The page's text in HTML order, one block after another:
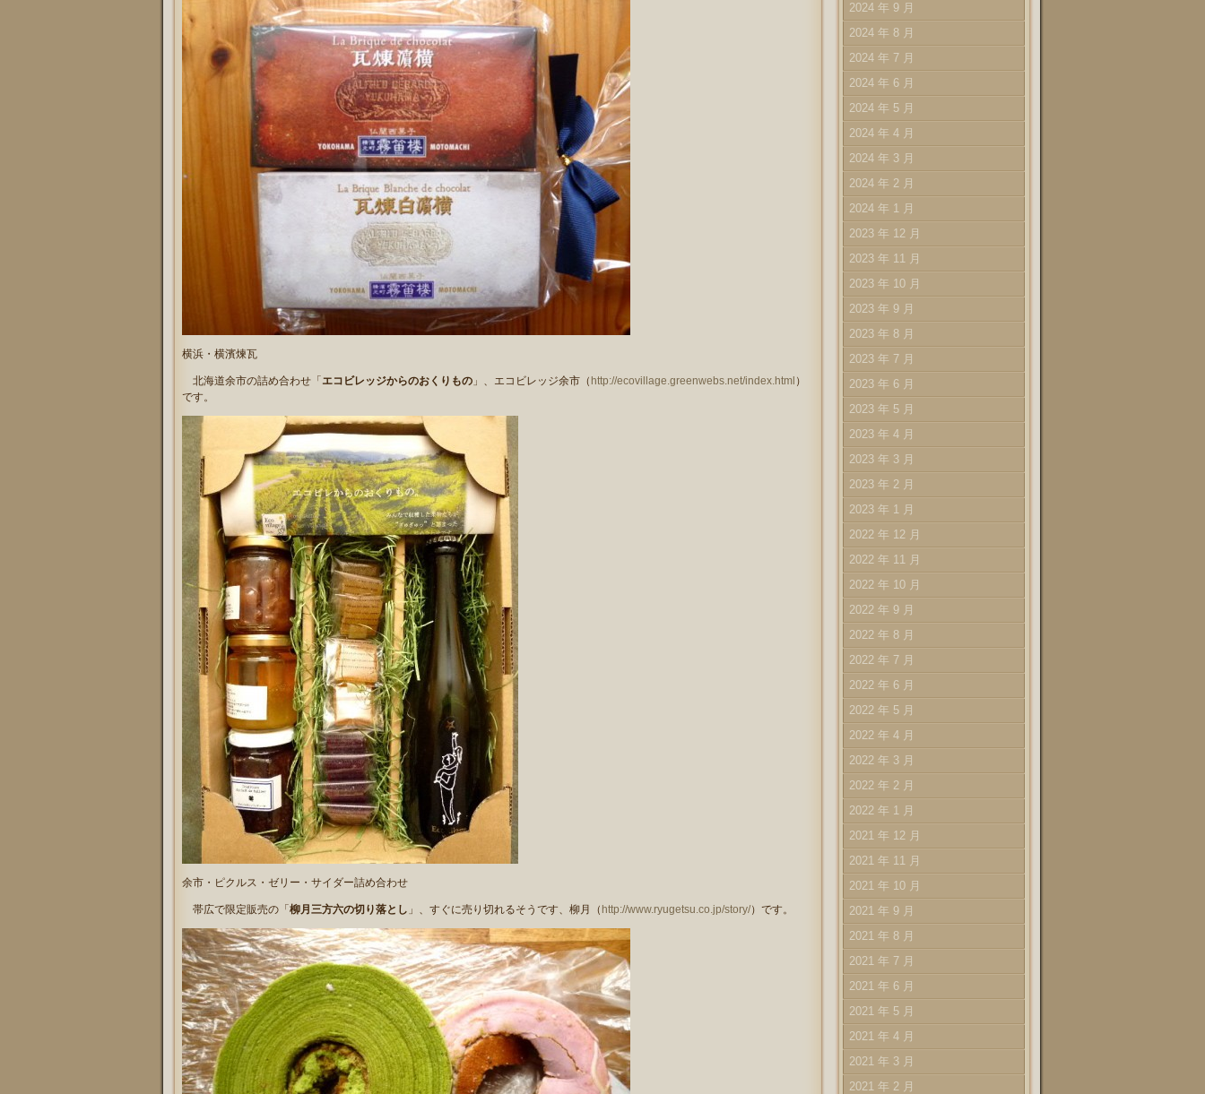
横浜・横濱煉瓦
北海道余市の詰め合わせ「 エコビレッジからのおくりもの 」、エコビレッジ余市（ http://ecovillage.greenwebs.net/index.html ）
です。
余市・ピクルス・ゼリー・サイダー詰め合わせ
帯広で限定販売の「 柳月三方六の切り落とし 」、すぐに売り切れるそうです、柳月（ http://www.ryugetsu.co.jp/story/）です。
2024 年 9 月
2024 年 8 月
2024 年 7 月
2024 年 6 月
2024 年 5 月
2024 年 4 月
2024 年 3 月
2024 年 2 月
2024 年 1 月
2023 年 12 月
2023 年 11 月
2023 年 10 月
2023 年 9 月
2023 年 8 月
2023 年 7 月
2023 年 6 月
2023 年 5 月
2023 年 4 月
2023 年 3 月
2023 年 2 月
2023 年 1 月
2022 年 12 月
2022 年 11 月
2022 年 10 月
2022 年 9 月
2022 年 8 月
2022 年 7 月
2022 年 6 月
2022 年 5 月
2022 年 4 月
2022 年 3 月
2022 年 2 月
2022 年 1 月
2021 年 12 月
2021 年 11 月
2021 年 10 月
2021 年 9 月
2021 年 8 月
2021 年 7 月
2021 年 6 月
2021 年 5 月
2021 年 4 月
2021 年 3 月
2021 年 2 月